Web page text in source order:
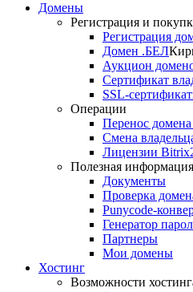
Домены
Регистрация и
Регистрация
Домен .БЕЛ
Аукцион
Сертификат
SSL-
Операции
Перенос
Смена
Лицензии
Полезная информация
Документы
Проверка
Punycode-
Генератор
Партнеры
Мои домены
Хостинг
Возможности